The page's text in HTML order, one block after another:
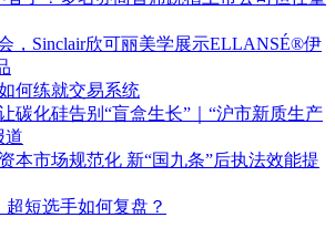
，Sinclair欣可丽美学展示ELLANSÉ®伊
何练就交易系统
碳化硅告别“盲盒生长”｜“沪市新质生产
道
本市场规范化 新“国九条”后执法效能提
超短选手如何复盘？